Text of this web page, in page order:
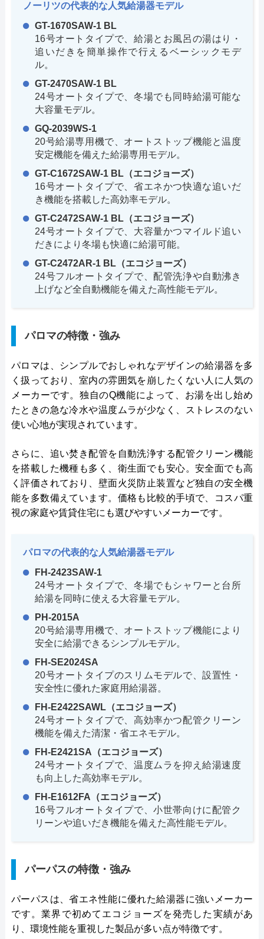
ノーリツの代表的な人気給湯器モデル
GT-1670SAW-1 BL
16号オートタイプで、給湯とお風呂の湯はり・
追いだきを簡単操作で行えるベーシックモデ
ル。
GT-2470SAW-1 BL
24号オートタイプで、冬場でも同時給湯可能な
大容量モデル。
GQ-2039WS-1
20号給湯専用機で、オートストップ機能と温度
安定機能を備えた給湯専用モデル。
GT-C1672SAW-1 BL（エコジョーズ）
16号オートタイプで、省エネかつ快適な追いだ
き機能を搭載した高効率モデル。
GT-C2472SAW-1 BL（エコジョーズ）
24号オートタイプで、大容量かつマイルド追い
だきにより冬場も快適に給湯可能。
GT-C2472AR-1 BL（エコジョーズ）
24号フルオートタイプで、配管洗浄や自動沸き
上げなど全自動機能を備えた高性能モデル。
パロマの特徴・強み
パロマは、シンプルでおしゃれなデザインの給湯器を多
く扱っており、室内の雰囲気を崩したくない人に人気の
メーカーです。独自のQ機能によって、お湯を出し始め
たときの急な冷水や温度ムラが少なく、ストレスのない
使い心地が実現されています。
さらに、追い焚き配管を自動洗浄する配管クリーン機能
を搭載した機種も多く、衛生面でも安心。安全面でも高
く評価されており、壁面火災防止装置など独自の安全機
能を多数備えています。価格も比較的手頃で、コスパ重
視の家庭や賃貸住宅にも選びやすいメーカーです。
パロマの代表的な人気給湯器モデル
FH-2423SAW-1
24号オートタイプで、冬場でもシャワーと台所
給湯を同時に使える大容量モデル。
PH-2015A
20号給湯専用機で、オートストップ機能により
安全に給湯できるシンプルモデル。
FH-SE2024SA
20号オートタイプのスリムモデルで、設置性・
安全性に優れた家庭用給湯器。
FH-E2422SAWL（エコジョーズ）
24号オートタイプで、高効率かつ配管クリーン
機能を備えた清潔・省エネモデル。
FH-E2421SA（エコジョーズ）
24号オートタイプで、温度ムラを抑え給湯速度
も向上した高効率モデル。
FH-E1612FA（エコジョーズ）
16号フルオートタイプで、小世帯向けに配管ク
リーンや追いだき機能を備えた高性能モデル。
パーパスの特徴・強み
パーパスは、省エネ性能に優れた給湯器に強いメーカー
です。業界で初めてエコジョーズを発売した実績があ
り、環境性能を重視した製品が多い点が特徴です。